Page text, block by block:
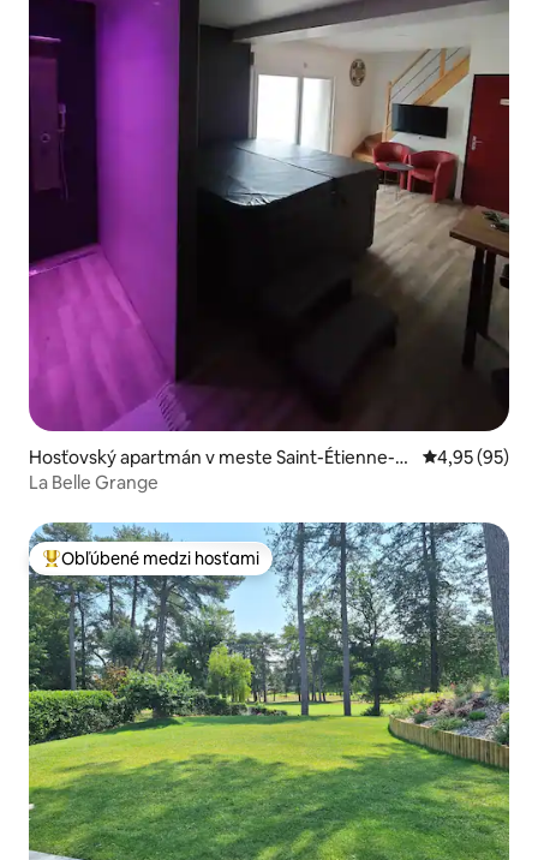
Hosťovský apartmán v meste Saint-Étienne-a
u-Mont
Priemerné
4,95 (95)
La Belle Grange
Najobľúbenejšie medzi hosťami
Obľúbené medzi hosťami